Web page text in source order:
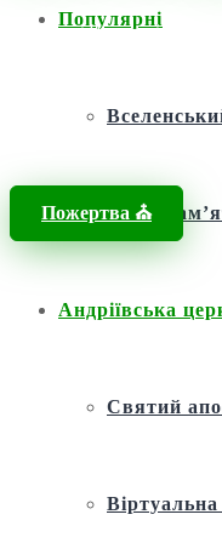
Популярні
Фонд
Андріївська
Святий
Віртуальна
Пожертва ⛪️
Головна / Новини /